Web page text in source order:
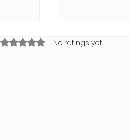
2026
Rated 0 out of 5 stars.No ratings yet